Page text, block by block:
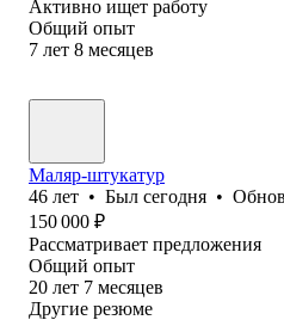
Активно ищет работу
Общий опыт
7 лет 8 месяцев
Маляр-штукатур
46 лет • Был сегодня •
150 000 ₽
Рассматривает предложения
Общий опыт
20 лет 7 месяцев
Другие резюме